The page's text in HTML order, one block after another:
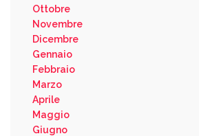
Ottobre
Novembre
Dicembre
Gennaio
Febbraio
Marzo
Aprile
Maggio
Giugno